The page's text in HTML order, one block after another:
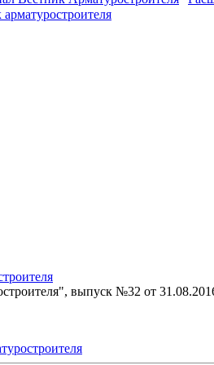
выпуск №32 от